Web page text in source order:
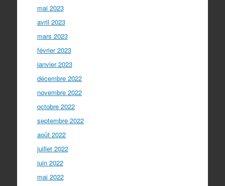
mai 2023
avril 2023
mars 2023
février 2023
janvier 2023
décembre 2022
novembre 2022
octobre 2022
septembre 2022
août 2022
juillet 2022
juin 2022
mai 2022